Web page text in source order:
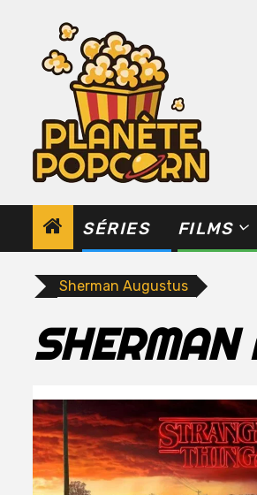
SÉRIES FILMS
Sherman Augustus
SHERMAN